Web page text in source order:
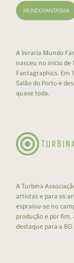
A livraria Mundo
nasceu no início de
Fantagraphics. Em
Salão do Porto e
quase toda.
A Turbina
artistas e para os
espraiou-se no
produção e por fim,
destaque para a BD.